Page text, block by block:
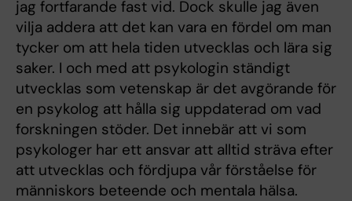
jag fortfarande fast vid. Dock skulle jag även
vilja addera att det kan vara en fördel om man
tycker om att hela tiden utvecklas och lära sig
saker. I och med att psykologin ständigt
utvecklas som vetenskap är det avgörande för
en psykolog att hålla sig uppdaterad om vad
forskningen stöder. Det innebär att vi som
psykologer har ett ansvar att alltid sträva efter
att utvecklas och fördjupa vår förståelse för
människors beteende och mentala hälsa.